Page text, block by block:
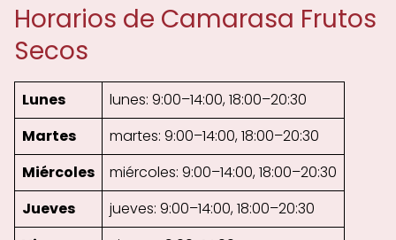
Horarios de Camarasa Frutos
Secos
Lunes
lunes: 9:00–14:00, 18:00–20:30
Martes
martes: 9:00–14:00, 18:00–20:30
Miércoles
miércoles: 9:00–14:00, 18:00–20:30
Jueves
jueves: 9:00–14:00, 18:00–20:30